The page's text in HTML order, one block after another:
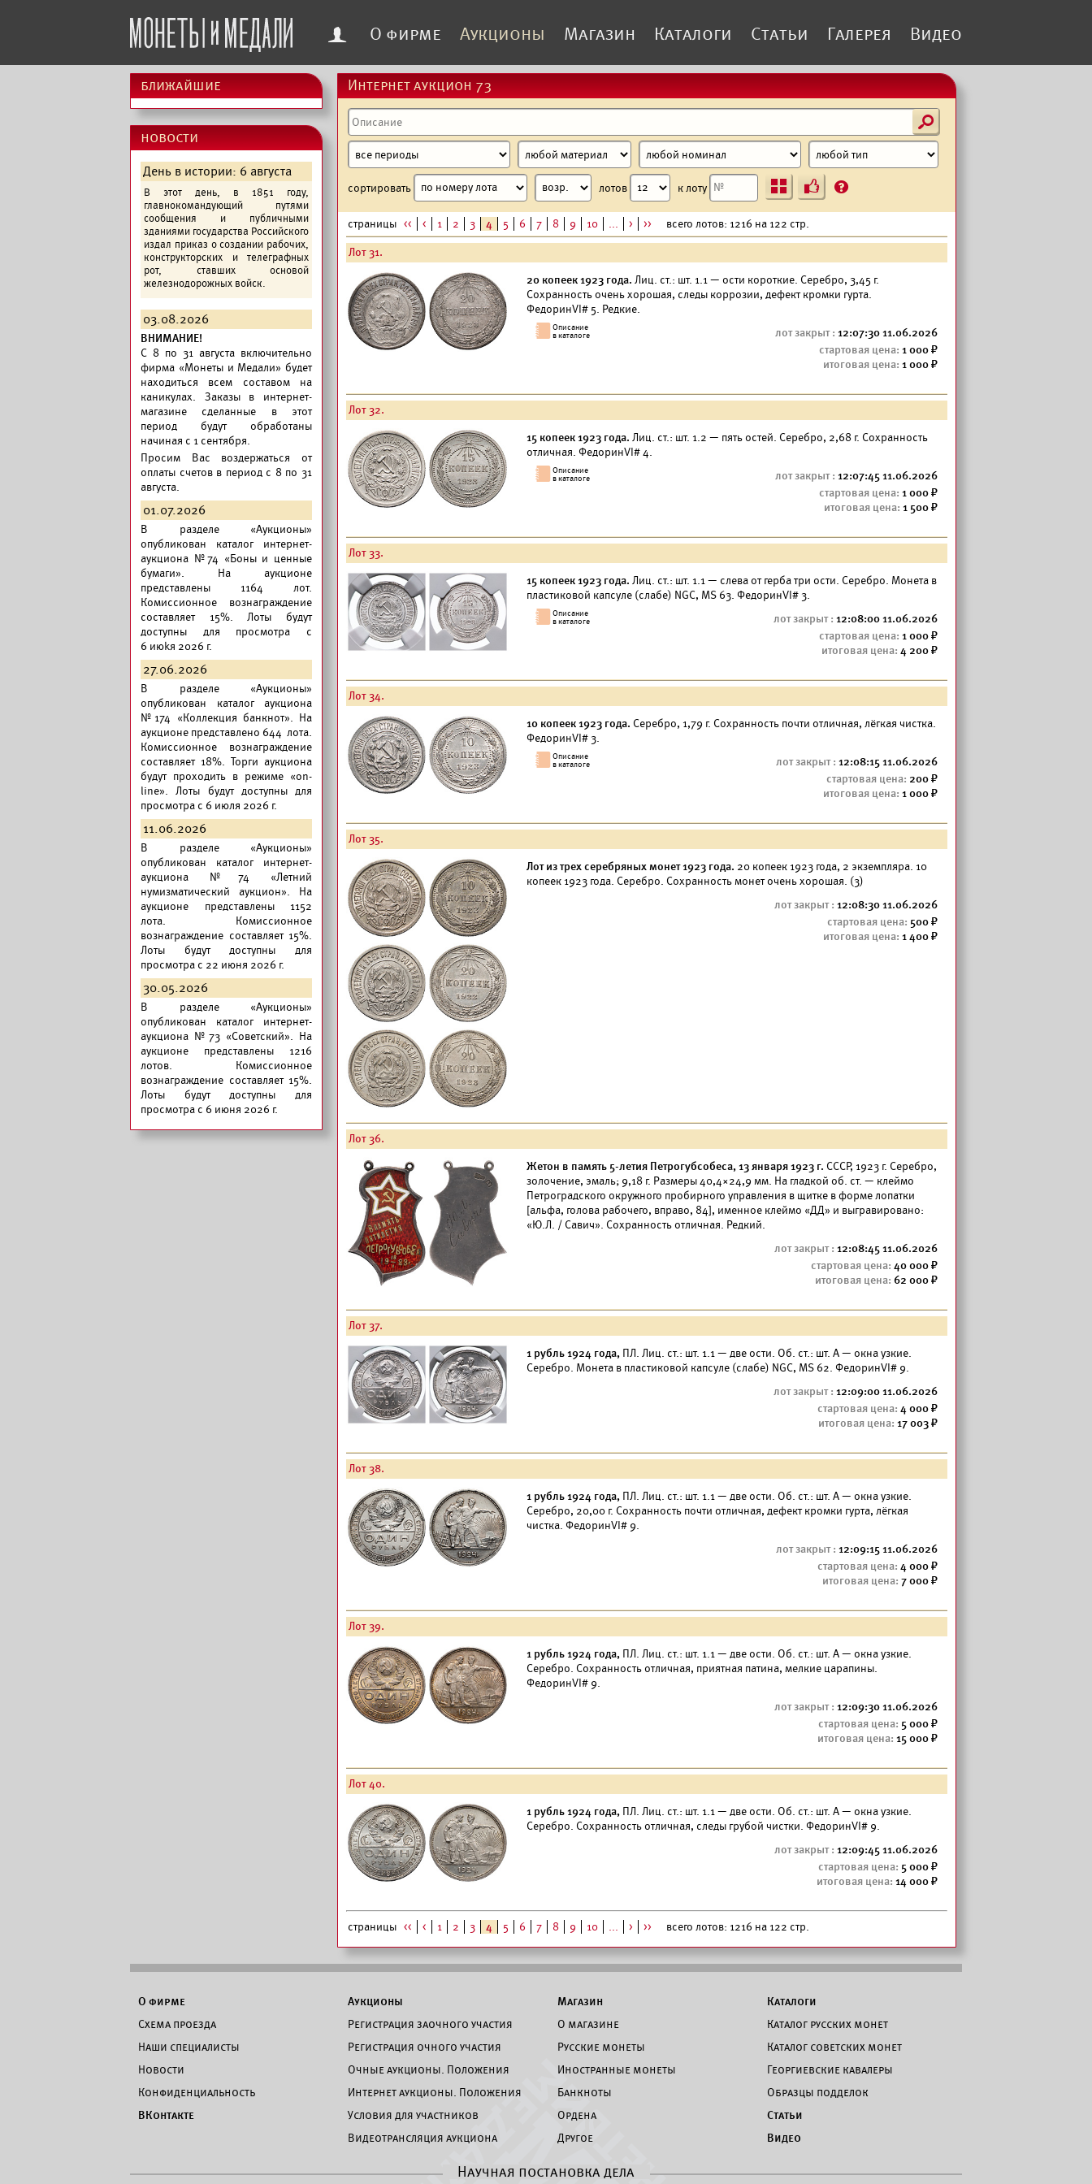
f О фирме Аукционы Магазин Каталоги Статьи Галерея Видео
ближайшие
новости
День в истории: 6 августа
В этот день, в 1851 году,
главнокомандующий путями
сообщения и публичными
зданиями государства Российского
издал приказ о создании рабочих,
конструкторских и телеграфных
рот, ставших основой
железнодорожных войск.
03.08.2026
ВНИМАНИЕ!
C 8 по 31 августа включительно
фирма «Монеты и Медали» будет
находиться всем составом на
каникулах. Заказы в интернет-
магазине сделанные в этот
период будут обработаны
начиная с 1 сентября.
Просим Вас воздержаться от
оплаты счетов в период с 8 по 31
августа.
01.07.2026
В разделе «Аукционы»
опубликован каталог интернет-
аукциона №74 «Боны и ценные
бумаги». На аукционе
представлены 1164 лот.
Комиссионное вознаграждение
составляет 15%. Лоты будут
доступны для просмотра с
6 июkя 2026 г.
27.06.2026
В разделе «Аукционы»
опубликован каталог аукциона
№174 «Коллекция банкнот». На
аукционе представлено 644 лота.
Комиссионное вознаграждение
составляет 18%. Торги аукциона
будут проходить в режиме «on-
line». Лоты будут доступны для
просмотра с 6 июля 2026 г.
11.06.2026
В разделе «Аукционы»
опубликован каталог интернет-
аукциона №74 «Летний
нумизматический аукцион». На
аукционе представлены 1152
лота. Комиссионное
вознаграждение составляет 15%.
Лоты будут доступны для
просмотра с 22 июня 2026 г.
30.05.2026
В разделе «Аукционы»
опубликован каталог интернет-
аукциона №73 «Советский». На
аукционе представлены 1216
лотов. Комиссионное
вознаграждение составляет 15%.
Лоты будут доступны для
просмотра с 6 июня 2026 г.
Интернет аукцион 73
s
сортировать лотов к лоту Ъ ?
страницы << < 1 2 3 4 5 6 7 8 9 10 ... > >> всего лотов: 1216 на 122 стр.
Лот 31.
20 копеек 1923 года. Лиц. ст.: шт. 1.1 — ости короткие. Серебро, 3,45 г.
Сохранность очень хорошая, следы коррозии, дефект кромки гурта.
ФедоринVI# 5. Редкие.
12:07:30 11.06.2026
1 000
1 000
Лот 32.
15 копеек 1923 года. Лиц. ст.: шт. 1.2 — пять остей. Серебро, 2,68 г. Сохранность
отличная. ФедоринVI# 4.
12:07:45 11.06.2026
1 000
1 500
Лот 33.
15 копеек 1923 года. Лиц. ст.: шт. 1.1 — слева от герба три ости. Серебро. Монета в
пластиковой капсуле (слабе) NGC, MS 63. ФедоринVI# 3.
12:08:00 11.06.2026
1 000
4 200
Лот 34.
10 копеек 1923 года. Серебро, 1,79 г. Сохранность почти отличная, лёгкая чистка.
ФедоринVI# 3.
12:08:15 11.06.2026
200
1 000
Лот 35.
Лот из трех серебряных монет 1923 года. 20 копеек 1923 года, 2 экземпляра. 10
копеек 1923 года. Серебро. Сохранность монет очень хорошая. (3)
12:08:30 11.06.2026
500
1 400
Лот 36.
Жетон в память 5-летия Петрогубсобеса, 13 января 1923 г. СССР, 1923 г. Серебро,
золочение, эмаль; 9,18 г. Размеры 40,4×24,9 мм. На гладкой об. ст. — клеймо
Петроградского окружного пробирного управления в щитке в форме лопатки
[альфа, голова рабочего, вправо, 84], именное клеймо «ДД» и выгравировано:
«Ю.Л. / Савич». Сохранность отличная. Редкий.
12:08:45 11.06.2026
40 000
62 000
Лот 37.
1 рубль 1924 года, ПЛ. Лиц. ст.: шт. 1.1 — две ости. Об. ст.: шт. А — окна узкие.
Серебро. Монета в пластиковой капсуле (слабе) NGC, MS 62. ФедоринVI# 9.
12:09:00 11.06.2026
4 000
17 003
Лот 38.
1 рубль 1924 года, ПЛ. Лиц. ст.: шт. 1.1 — две ости. Об. ст.: шт. А — окна узкие.
Серебро, 20,00 г. Сохранность почти отличная, дефект кромки гурта, лёгкая
чистка. ФедоринVI# 9.
12:09:15 11.06.2026
4 000
7 000
Лот 39.
1 рубль 1924 года, ПЛ. Лиц. ст.: шт. 1.1 — две ости. Об. ст.: шт. А — окна узкие.
Серебро. Сохранность отличная, приятная патина, мелкие царапины.
ФедоринVI# 9.
12:09:30 11.06.2026
5 000
15 000
Лот 40.
1 рубль 1924 года, ПЛ. Лиц. ст.: шт. 1.1 — две ости. Об. ст.: шт. А — окна узкие.
Серебро. Сохранность отличная, следы грубой чистки. ФедоринVI# 9.
12:09:45 11.06.2026
5 000
14 000
страницы << < 1 2 3 4 5 6 7 8 9 10 ... > >> всего лотов: 1216 на 122 стр.
О фирме
Схема проезда
Наши специалисты
Новости
Конфиденциальность
ВКонтакте
Аукционы
Регистрация заочного участия
Регистрация очного участия
Очные аукционы. Положения
Интернет аукционы. Положения
Условия для участников
Видеотрансляция аукциона
Магазин
О магазине
Русские монеты
Иностранные монеты
Банкноты
Ордена
Другое
Каталоги
Каталог русских монет
Каталог советских монет
Георгиевские кавалеры
Образцы подделок
Статьи
Видео
Научная постановка дела